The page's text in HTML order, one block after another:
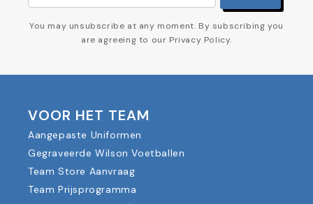
You may unsubscribe at any moment. By subscribing you
are agreeing to our Privacy Policy.
VOOR HET TEAM
Aangepaste Uniformen
Gegraveerde Wilson Voetballen
Team Store Aanvraag
Team Prijsprogramma